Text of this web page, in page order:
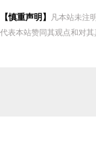
【慎重声明】
凡本站未注
代表本站赞同其观点和对